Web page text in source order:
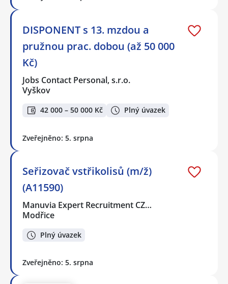
DISPONENT s 13. mzdou a
pružnou prac. dobou (až 50 000
Kč)
Jobs Contact Personal, s.r.o.
Vyškov
42 000 – 50 000 Kč Plný úvazek
Zveřejněno: 5. srpna
Seřizovač vstřikolisů (m/ž)
(A11590)
Manuvia Expert Recruitment CZ…
Modřice
Plný úvazek
Zveřejněno: 5. srpna